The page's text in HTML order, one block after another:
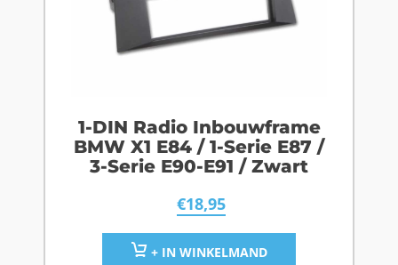
1-DIN Radio Inbouwframe
BMW X1 E84 / 1-Serie E87 /
3-Serie E90-E91 / Zwart
€18,95
+ IN WINKELMAND